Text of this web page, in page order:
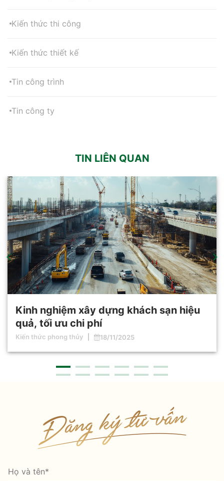
Kiến thức thi công
Kiến thức thiết kế
Tin công trình
Tin công ty
TIN LIÊN QUAN
Kiến thức phong thủy
Kinh nghiệm xây dựng khách sạn hiệu
quả, tối ưu chi phí
18/11/2025